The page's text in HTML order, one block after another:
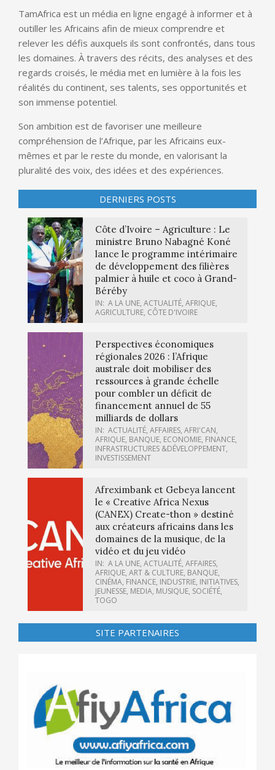
TamAfrica est un média en ligne engagé à informer et à
outiller les Africains afin de mieux comprendre et
relever les défis auxquels ils sont confrontés, dans tous
les domaines. À travers des récits, des analyses et des
regards croisés, le média met en lumière à la fois les
réalités du continent, ses talents, ses opportunités et
son immense potentiel.
Son ambition est de favoriser une meilleure
compréhension de l’Afrique, par les Africains eux-
mêmes et par le reste du monde, en valorisant la
pluralité des voix, des idées et des expériences.
DERNIERS POSTS
Côte d’Ivoire – Agriculture : Le
ministre Bruno Nabagné Koné
lance le programme intérimaire
de développement des filières
palmier à huile et coco à Grand-
Béréby
IN: A LA UNE, ACTUALITÉ, AFRIQUE,
AGRICULTURE, CÔTE D'IVOIRE
Perspectives économiques
régionales 2026 : l’Afrique
australe doit mobiliser des
ressources à grande échelle
pour combler un déficit de
financement annuel de 55
milliards de dollars
IN: ACTUALITÉ, AFFAIRES, AFRI'CAN,
AFRIQUE, BANQUE, ECONOMIE, FINANCE,
INFRASTRUCTURES &DÉVELOPPEMENT,
INVESTISSEMENT
Afreximbank et Gebeya lancent
le « Creative Africa Nexus
(CANEX) Create-thon » destiné
aux créateurs africains dans les
domaines de la musique, de la
vidéo et du jeu vidéo
IN: A LA UNE, ACTUALITÉ, AFFAIRES,
AFRIQUE, ART & CULTURE, BANQUE,
CINÉMA, FINANCE, INDUSTRIE, INITIATIVES,
JEUNESSE, MEDIA, MUSIQUE, SOCIÉTÉ,
TOGO
SITE PARTENAIRES